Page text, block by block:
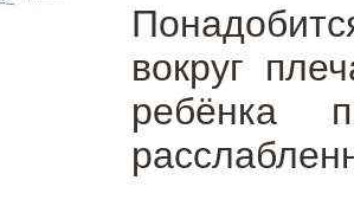
вокруг
ребёнка